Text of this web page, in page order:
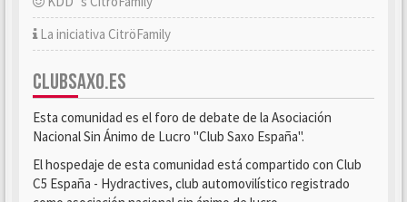
La iniciativa CitröFamily
CLUBSAXO.ES
Esta comunidad es el foro de debate de la Asociación
Nacional Sin Ánimo de Lucro "Club Saxo España".
El hospedaje de esta comunidad está compartido con Club
C5 España - Hydractives, club automovilístico registrado